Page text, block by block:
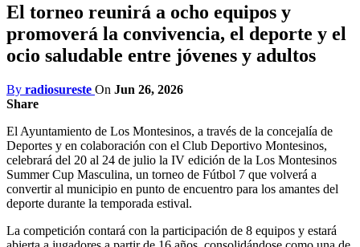
El torneo reunirá a ocho equipos y
promoverá la convivencia, el deporte y el
ocio saludable entre jóvenes y adultos
By radiosureste On Jun 26, 2026
Share
El Ayuntamiento de Los Montesinos, a través de la concejalía de
Deportes y en colaboración con el Club Deportivo Montesinos,
celebrará del 20 al 24 de julio la IV edición de la Los Montesinos
Summer Cup Masculina, un torneo de Fútbol 7 que volverá a
convertir al municipio en punto de encuentro para los amantes del
deporte durante la temporada estival.
La competición contará con la participación de 8 equipos y estará